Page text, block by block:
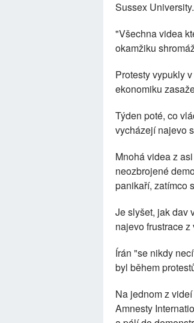
Sussex University.
"Všechna videa
okamžiku
Protesty vypukly
ekonomiku
Týden poté, co
vycházejí najevo
Mnohá videa z
neozbrojené
panikaří, zatímco
Je slyšet, jak dav
najevo frustrace
Írán "se nikdy
byl během
Na jednom z
Amnesty